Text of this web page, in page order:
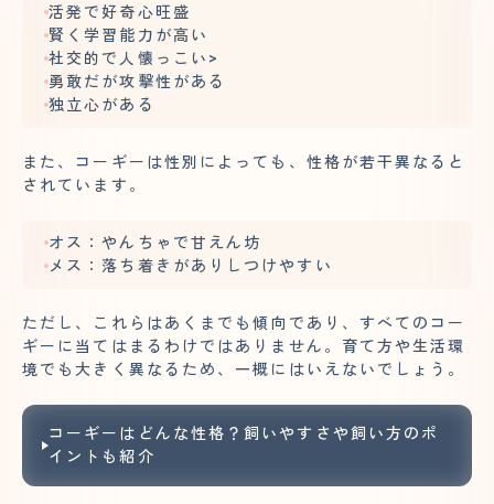
活発で好奇心旺盛
賢く学習能力が高い
社交的で人懐っこい>
勇敢だが攻撃性がある
独立心がある
また、コーギーは性別によっても、性格が若干異なると
されています。
オス：やんちゃで甘えん坊
メス：落ち着きがありしつけやすい
ただし、これらはあくまでも傾向であり、すべてのコー
ギーに当てはまるわけではありません。育て方や生活環
境でも大きく異なるため、一概にはいえないでしょう。
コーギーはどんな性格？飼いやすさや飼い方のポ
イントも紹介